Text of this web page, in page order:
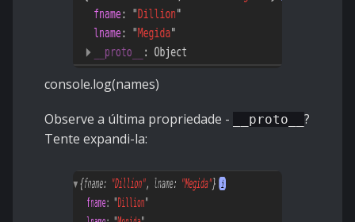
console.log(names)
Observe a última propriedade -
__proto__ ?
Tente expandi-la: